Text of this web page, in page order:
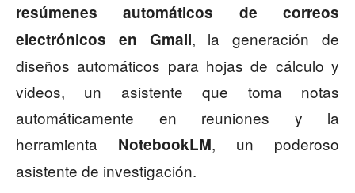
resúmenes automáticos de correos
electrónicos en Gmail, la generación de
diseños automáticos para hojas de cálculo y
videos, un asistente que toma notas
automáticamente en reuniones y la
herramienta NotebookLM, un poderoso
asistente de investigación.